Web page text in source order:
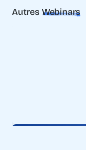
Autres Webinars